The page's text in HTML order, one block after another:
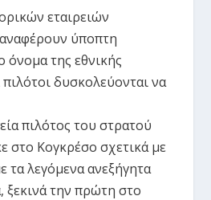
εταιρειών
ύποπτη
όνομα της εθνικής
δυσκολεύονται να
πιλότος του στρατού
στο Κογκρέσο σχετικά με
τα λεγόμενα ανεξήγητα
ξεκινά την πρώτη στο